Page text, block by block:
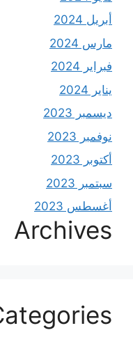
أبريل 2024
مارس 2024
فبراير 2024
يناير 2024
ديسمبر 2023
نوفمبر 2023
أكتوبر 2023
سبتمبر 2023
أغسطس 2023
Archives